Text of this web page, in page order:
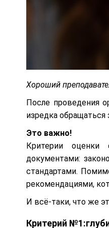
Хороший
После проведения
изредка
Это важно!
Критерии оценки
документами:
стандартами.
рекомендациями,
И всё-таки, что же
Критерий